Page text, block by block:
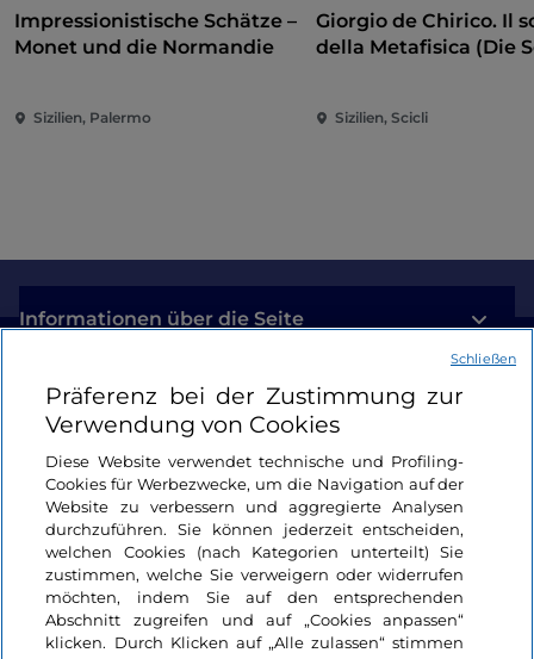
Impressionistische Schätze –
Monet und die Normandie
Sizilien, Palermo
Giorgio de Chirico. Il
della Metafisica (Die
Sizilien, Scicli
Informationen über die Seite
Nützliche Links
Login
Bleiben wir in Kontakt
Präferenz bei der Zustimmung zur
Verwendung von Cookies
Diese Website verwendet technische und Profiling-
Cookies für Werbezwecke, um die Navigation auf der
Website zu verbessern und aggregierte Analysen
durchzuführen. Sie können jederzeit entscheiden,
welchen Cookies (nach Kategorien unterteilt) Sie
zustimmen, welche Sie verweigern oder widerrufen
möchten, indem Sie auf den entsprechenden
Abschnitt zugreifen und auf „Cookies anpassen“
klicken. Durch Klicken auf „Alle zulassen“ stimmen
Schließen